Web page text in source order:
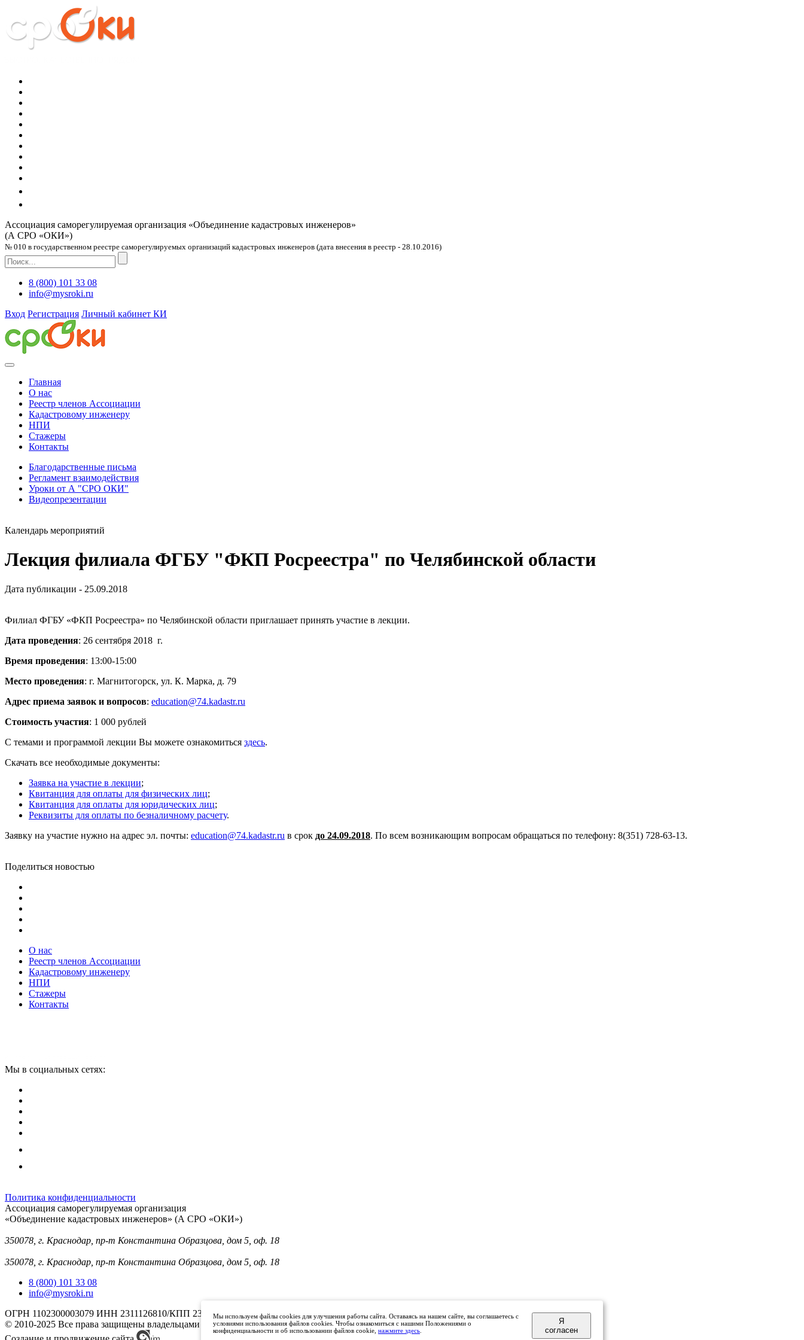
Ассоциация саморегулируемая организация «Объединение кадастровых инженеров»
(А СРО «ОКИ»)
№ 010 в государственном реестре саморегулируемых организаций кадастровых инженеров (дата внесения в реестр - 28.10.2016)
8 (800) 101 33 08
info@mysroki.ru
Вход Регистрация Личный кабинет КИ
Главная
О нас
Реестр членов Ассоциации
Кадастровому инженеру
НПИ
Стажеры
Контакты
Благодарственные письма
Регламент взаимодействия
Уроки от А "СРО ОКИ"
Видеопрезентации
Календарь мероприятий
Лекция филиала ФГБУ "ФКП Росреестра" по Челябинской области
Дата публикации - 25.09.2018
Филиал ФГБУ «ФКП Росреестра» по Челябинской области приглашает принять участие в лекции.
Дата проведения: 26 сентября 2018 г.
Время проведения: 13:00-15:00
Место проведения: г. Магнитогорск, ул. К. Марка, д. 79
Адрес приема заявок и вопросов: education@74.kadastr.ru
Стоимость участия: 1 000 рублей
С темами и программой лекции Вы можете ознакомиться здесь.
Скачать все необходимые документы:
Заявка на участие в лекции;
Квитанция для оплаты для физических лиц;
Квитанция для оплаты для юридических лиц;
Реквизиты для оплаты по безналичному расчету.
Заявку на участие нужно на адрес эл. почты: education@74.kadastr.ru в срок до 24.09.2018. По всем возникающим вопросам обращаться по телефону: 8(351) 728-63-13.
Поделиться новостью
О нас
Реестр членов Ассоциации
Кадастровому инженеру
НПИ
Стажеры
Контакты
Мы в социальных сетях:
Политика конфиденциальности
Ассоциация саморегулируемая организация
«Объединение кадастровых инженеров» (А СРО «ОКИ»)
350078, г. Краснодар, пр-т Константина Образцова, дом 5, оф. 18
350078, г. Краснодар, пр-т Константина Образцова, дом 5, оф. 18
8 (800) 101 33 08
info@mysroki.ru
ОГРН 1102300003079 ИНН 2311126810/КПП 231101001
© 2010-2025 Все права защищены владельцами торговой марки "СРО ОКИ"
Мы используем файлы cookies для улучшения работы сайта. Оставаясь на нашем сайте, вы соглашаетесь с
условиями использования файлов cookies. Чтобы ознакомиться с нашими Положениями о
конфиденциальности и об использовании файлов cookie, нажмите здесь
Я
согласен